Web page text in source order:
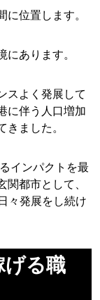
位置します。
あります。
スよく発展して
に伴う人口増加
ました。
インパクトを最
都市として、
々発展をし続け
げる職